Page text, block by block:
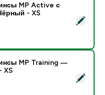
Active с карманами -
MP Active с
- XS
— черный цвет - XS
MP Training —
XS